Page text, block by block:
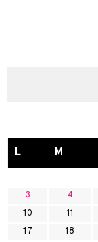
L M
3
4
10
11
17
18